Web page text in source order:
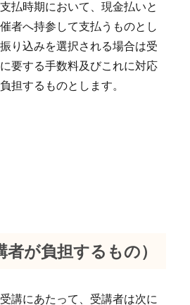
払時期において、現金払いと
者へ持参して支払うものとし
り込みを選択される場合は受
要する手数料及びこれに対応
担するものとします。
が負担するもの）
講にあたって、受講者は次に